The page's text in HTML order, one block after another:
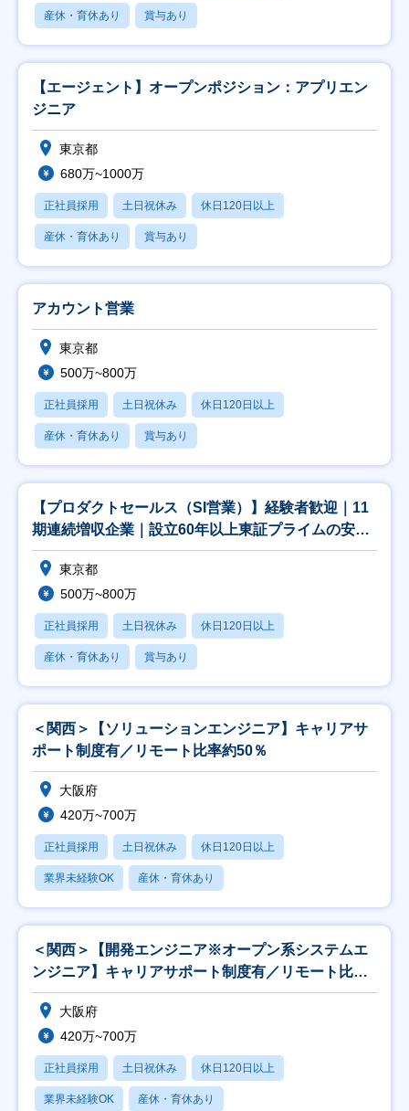
産休・育休あり 賞与あり
【エージェント】オープンポジション：アプリエン
ジニア
東京都
680万~1000万
正社員採用 土日祝休み 休日120日以上
産休・育休あり 賞与あり
アカウント営業
東京都
500万~800万
正社員採用 土日祝休み 休日120日以上
産休・育休あり 賞与あり
【プロダクトセールス（SI営業）】経験者歓迎｜11
期連続増収企業｜設立60年以上東証プライムの安定
性
東京都
500万~800万
正社員採用 土日祝休み 休日120日以上
産休・育休あり 賞与あり
＜関西＞【ソリューションエンジニア】キャリアサ
ポート制度有／リモート比率約50％
大阪府
420万~700万
正社員採用 土日祝休み 休日120日以上
業界未経験OK 産休・育休あり
＜関西＞【開発エンジニア※オープン系システムエ
ンジニア】キャリアサポート制度有／リモート比率
約50％
大阪府
420万~700万
正社員採用 土日祝休み 休日120日以上
業界未経験OK 産休・育休あり